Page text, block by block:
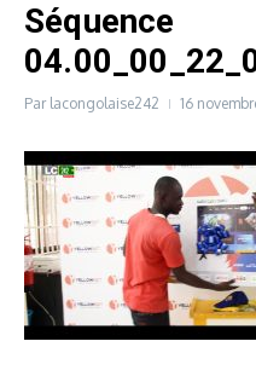
Séquence
Par lacongolaise242 16